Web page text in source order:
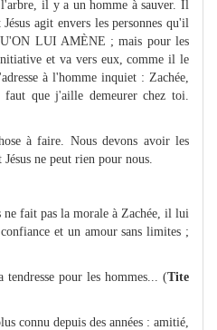
il y a un homme à sauver. Il
agit envers les personnes qu'il
LUI AMÈNE ; mais pour les
et va vers eux, comme il le
à l'homme inquiet : Zachée,
que j'aille demeurer chez toi.
à faire. Nous devons avoir les
ne peut rien pour nous.
fait pas la morale à Zachée, il lui
et un amour sans limites ;
tendresse pour les hommes... (Tite
connu depuis des années : amitié,